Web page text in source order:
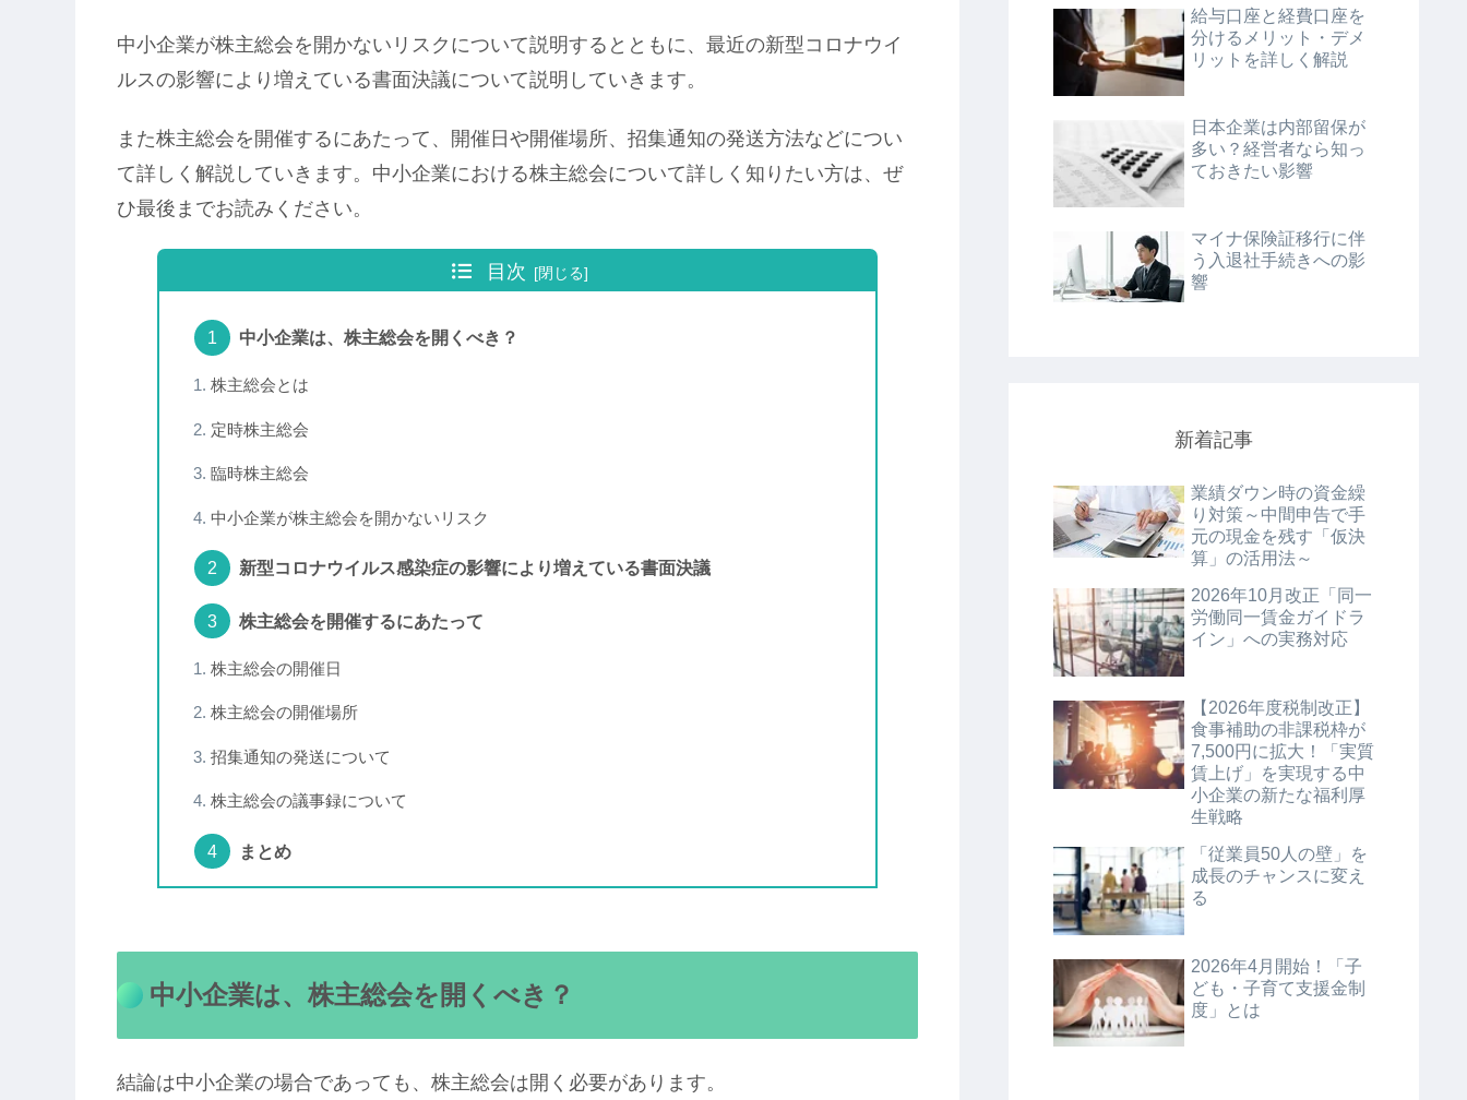
中小企業が株主総会を開かないリスクについて説明するとともに、最近の新型コロナウイ
ルスの影響により増えている書面決議について説明していきます。
また株主総会を開催するにあたって、開催日や開催場所、招集通知の発送方法などについ
て詳しく解説していきます。中小企業における株主総会について詳しく知りたい方は、ぜ
ひ最後までお読みください。
目次
中小企業は、株主総会を開くべき？
株主総会とは
定時株主総会
臨時株主総会
中小企業が株主総会を開かないリスク
新型コロナウイルス感染症の影響により増えている書面決議
株主総会を開催するにあたって
株主総会の開催日
株主総会の開催場所
招集通知の発送について
株主総会の議事録について
まとめ
中小企業は、株主総会を開くべき？
結論は中小企業の場合であっても、株主総会は開く必要があります。
給与口座と経費口座を
分けるメリット・デメ
リットを詳しく解説
日本企業は内部留保が
多い？経営者なら知っ
ておきたい影響
マイナ保険証移行に伴
う入退社手続きへの影
響
新着記事
業績ダウン時の資金繰
り対策～中間申告で手
元の現金を残す「仮決
算」の活用法～
2026年10月改正「同一
労働同一賃金ガイドラ
イン」への実務対応
【2026年度税制改正】
食事補助の非課税枠が
7,500円に拡大！「実質
賃上げ」を実現する中
小企業の新たな福利厚
生戦略
「従業員50人の壁」を
成長のチャンスに変え
る
2026年4月開始！「子
ども・子育て支援金制
度」とは